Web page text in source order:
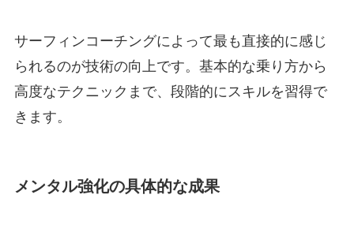
サーフィンコーチングによって最も直接的に感じ
られるのが技術の向上です。基本的な乗り方から
高度なテクニックまで、段階的にスキルを習得で
きます。
メンタル強化の具体的な成果